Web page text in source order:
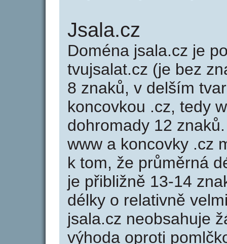
Jsala.cz
Doména jsala.cz je
tvujsalat.cz (je bez
8 znaků, v delším
koncovkou .cz, tedy
dohromady 12
www a koncovky .cz
k tom, že průměrná
je přibližně 13-14
délky o relativně
jsala.cz neobsahuje
výhoda oproti